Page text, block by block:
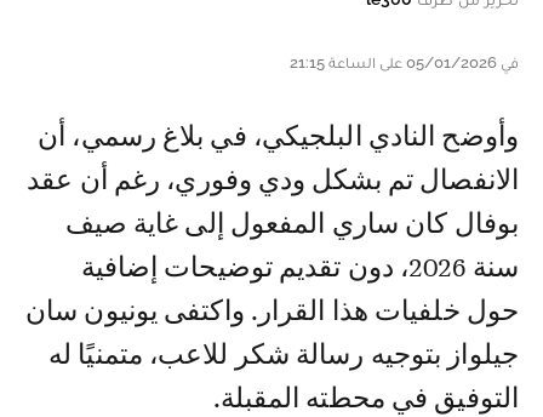
في 05/01/2026 على الساعة 21:15
وأوضح النادي البلجيكي، في بلاغ رسمي، أن
الانفصال تم بشكل ودي وفوري، رغم أن عقد
بوفال كان ساري المفعول إلى غاية صيف
سنة 2026، دون تقديم توضيحات إضافية
حول خلفيات هذا القرار. واكتفى يونيون سان
جيلواز بتوجيه رسالة شكر للاعب، متمنيًا له
التوفيق في محطته المقبلة.